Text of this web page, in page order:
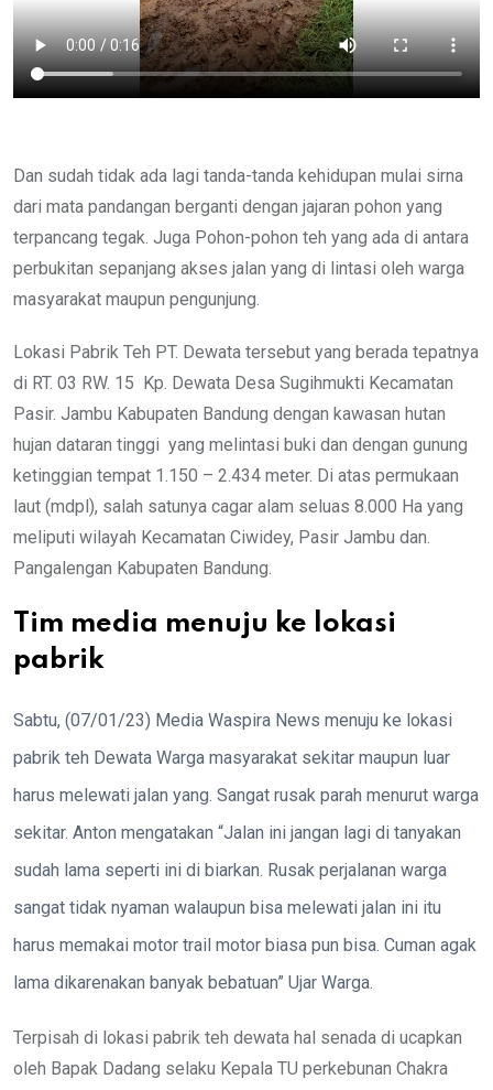
Dan sudah tidak ada lagi tanda-tanda kehidupan mulai sirna
dari mata pandangan berganti dengan jajaran pohon yang
terpancang tegak. Juga Pohon-pohon teh yang ada di antara
perbukitan sepanjang akses jalan yang di lintasi oleh warga
masyarakat maupun pengunjung.
Lokasi Pabrik Teh PT. Dewata tersebut yang berada tepatnya
di RT. 03 RW. 15 Kp. Dewata Desa Sugihmukti Kecamatan
Pasir. Jambu Kabupaten Bandung dengan kawasan hutan
hujan dataran tinggi yang melintasi buki dan dengan gunung
ketinggian tempat 1.150 – 2.434 meter. Di atas permukaan
laut (mdpl), salah satunya cagar alam seluas 8.000 Ha yang
meliputi wilayah Kecamatan Ciwidey, Pasir Jambu dan.
Pangalengan Kabupaten Bandung.
Tim media menuju ke lokasi
pabrik
Sabtu, (07/01/23) Media Waspira News menuju ke lokasi
pabrik teh Dewata Warga masyarakat sekitar maupun luar
harus melewati jalan yang. Sangat rusak parah menurut warga
sekitar. Anton mengatakan “Jalan ini jangan lagi di tanyakan
sudah lama seperti ini di biarkan. Rusak perjalanan warga
sangat tidak nyaman walaupun bisa melewati jalan ini itu
harus memakai motor trail motor biasa pun bisa. Cuman agak
lama dikarenakan banyak bebatuan” Ujar Warga.
Terpisah di lokasi pabrik teh dewata hal senada di ucapkan
oleh Bapak Dadang selaku Kepala TU perkebunan Chakra